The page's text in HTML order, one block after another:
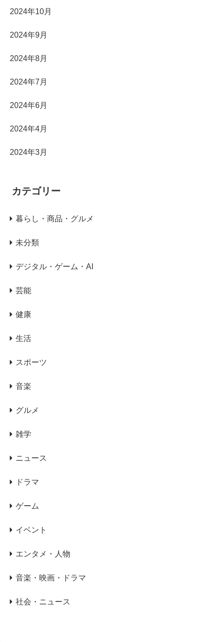
2024年10月
2024年9月
2024年8月
2024年7月
2024年6月
2024年4月
2024年3月
カテゴリー
暮らし・商品・グルメ
未分類
デジタル・ゲーム・AI
芸能
健康
生活
スポーツ
音楽
グルメ
雑学
ニュース
ドラマ
ゲーム
イベント
エンタメ・人物
音楽・映画・ドラマ
社会・ニュース